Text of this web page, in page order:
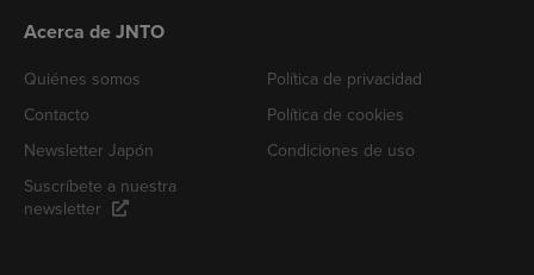
Acerca de JNTO
Quiénes somos
Contacto
Newsletter Japón
Suscríbete a nuestra
newsletter
Política de privacidad
Política de cookies
Condiciones de uso